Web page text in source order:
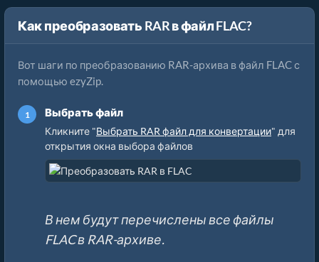
Как преобразовать RAR в файл FLAC?
Вот шаги по преобразованию RAR-архива в файл FLAC с
помощью ezyZip.
Выбрать файл
Кликните "Выбрать RAR файл для конвертации" для
открытия окна выбора файлов
В нем будут перечислены все файлы
FLAC в RAR-архиве.